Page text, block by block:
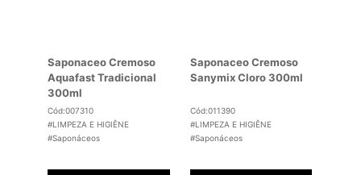
Saponaceo Cremoso
Aquafast Tradicional
300ml
Cód:007310
#LIMPEZA E HIGIÊNE
#Saponáceos
Saponaceo Cremoso
Sanymix Cloro 300ml
Cód:011390
#LIMPEZA E HIGIÊNE
#Saponáceos